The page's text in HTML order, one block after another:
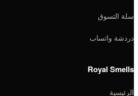
سلة التسوق
دردشة واتساب
Royal Smells
الرئيسية